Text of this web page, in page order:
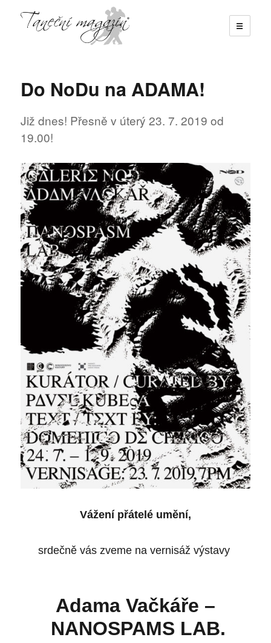
☰
Do NoDu na ADAMA!
Již dnes! Přesně v úterý 23. 7. 2019 od
19.00!
Vážení přátelé umění,
srdečně vás zveme na vernisáž výstavy
Adama Vačkáře –
NANOSPAMS LAB.